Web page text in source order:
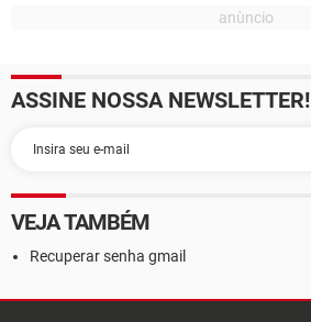
ASSINE NOSSA NEWSLETTER!
VEJA TAMBÉM
Recuperar senha gmail